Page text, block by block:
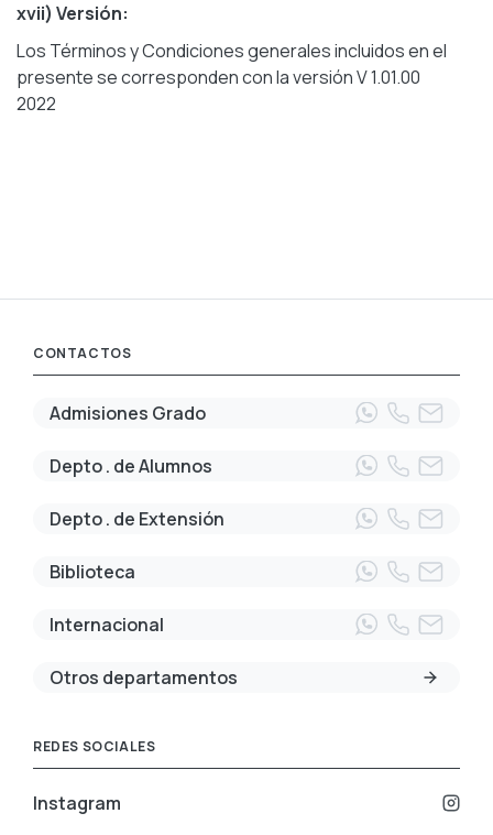
xvii) Versión:
Los Términos y Condiciones generales incluidos en el
presente se corresponden con la versiónV 1.01.00
2022
CONTACTOS
Admisiones Grado
Depto . de Alumnos
Depto . de Extensión
Biblioteca
Internacional
Otros departamentos
REDES SOCIALES
Instagram